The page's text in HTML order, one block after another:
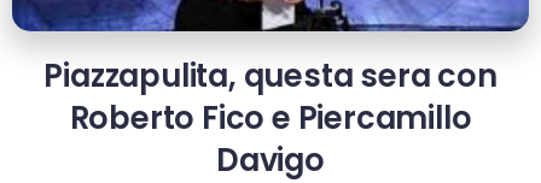
Piazzapulita, questa sera con
Roberto Fico e Piercamillo
Davigo